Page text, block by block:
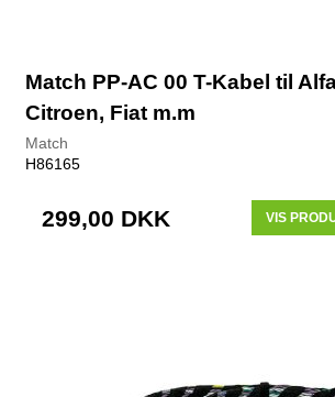
Match PP-AC 00 T-Kabel til
Citroen, Fiat m.m
Match
H86165
299,00 DKK VIS